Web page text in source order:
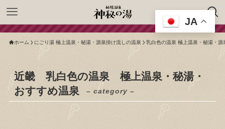
ホーム にごり湯 極上温泉・秘湯・源泉掛け流しの温泉 乳白色の温泉 極上温泉・秘湯・源
近畿 乳白色の温泉 極上温泉・秘湯・
おすすめ温泉
– category –
JA